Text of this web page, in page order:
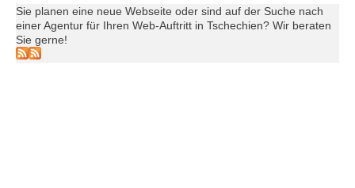
Sie planen eine neue Webseite oder sind auf der Suche nach
einer Agentur für Ihren Web-Auftritt in Tschechien? Wir beraten
Sie gerne!